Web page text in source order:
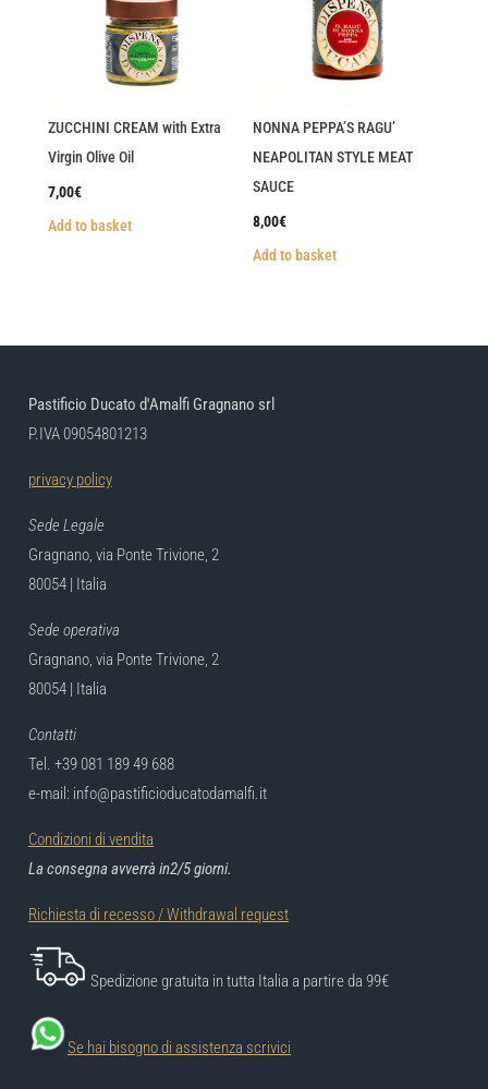
ZUCCHINI CREAM with Extra
Virgin Olive Oil
7,00€
Add to basket
NONNA PEPPA’S RAGU’
NEAPOLITAN STYLE MEAT
SAUCE
8,00€
Add to basket
Pastificio Ducato d'Amalfi Gragnano srl
P.IVA 09054801213
privacy policy
Sede Legale
Gragnano, via Ponte Trivione, 2
80054 | Italia
Sede operativa
Gragnano, via Ponte Trivione, 2
80054 | Italia
Contatti
Tel. +39 081 189 49 688
e-mail: info@pastificioducatodamalfi.it
Condizioni di vendita
La consegna avverrà in2/5 giorni.
Richiesta di recesso / Withdrawal request
Spedizione gratuita in tutta Italia a partire da 99€
Se hai bisogno di assistenza scrivici